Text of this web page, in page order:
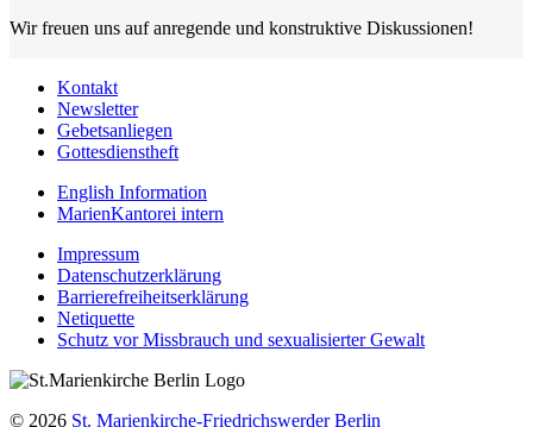
Wir freuen uns auf anregende und konstruktive Diskussionen!
Kontakt
Newsletter
Gebetsanliegen
Gottesdienstheft
English Information
MarienKantorei intern
Impressum
Datenschutzerklärung
Barrierefreiheitserklärung
Netiquette
Schutz vor Missbrauch und sexualisierter Gewalt
© 2026 St. Marienkirche-Friedrichswerder Berlin